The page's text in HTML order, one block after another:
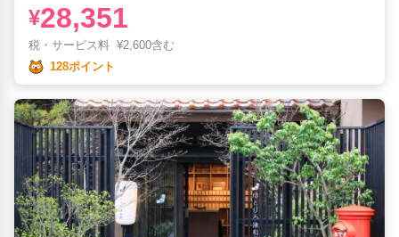
¥28,351
税・サービス料 ¥2,600含む
128ポイント